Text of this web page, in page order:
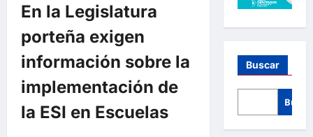
En la Legislatura
porteña exigen
información sobre la
implementación de
la ESI en Escuelas
Buscar